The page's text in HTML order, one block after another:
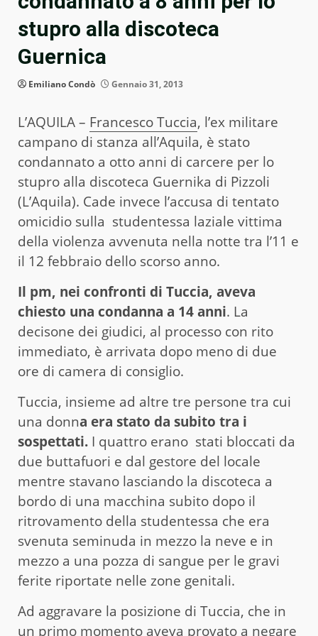
stupro alla discoteca
Guernica
Emiliano Condò Gennaio 31, 2013
L’AQUILA – Francesco Tuccia, l’ex militare
campano di stanza all’Aquila, è stato
condannato a otto anni di carcere per lo
stupro alla discoteca Guernika di Pizzoli
(L’Aquila). Cade invece l’accusa di tentato
omicidio sulla studentessa laziale vittima
della violenza avvenuta nella notte tra l’11 e
il 12 febbraio dello scorso anno.
Il pm, nei confronti di Tuccia, aveva
chiesto una condanna a 14 anni. La
decisone dei giudici, al processo con rito
immediato, è arrivata dopo meno di due
ore di camera di consiglio.
Tuccia, insieme ad altre tre persone tra cui
una donna era stato da subito tra i
sospettati. I quattro erano stati bloccati da
due buttafuori e dal gestore del locale
mentre stavano lasciando la discoteca a
bordo di una macchina subito dopo il
ritrovamento della studentessa che era
svenuta seminuda in mezzo la neve e in
mezzo a una pozza di sangue per le gravi
ferite riportate nelle zone genitali.
Ad aggravare la posizione di Tuccia, che in
un primo momento aveva provato a negare